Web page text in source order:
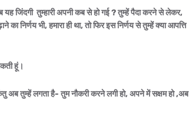
जिंदगी तुम्हारी अपनी कब से हो गई ? तुम्हें पैदा करने से लेकर,
का निर्णय भी, हमारा ही था, तो फिर इस निर्णय से तुम्हें क्या आपत्ति
हूं।
अब तुम्हें लगता है- तुम नौकरी करने लगी हो, अपने में सक्षम हो ,अब